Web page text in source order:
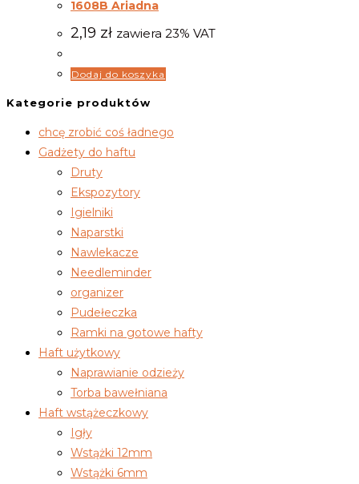
1608B Ariadna
2,19 zł zawiera 23% VAT
Dodaj do koszyka
Kategorie produktów
chcę zrobić coś ładnego
Gadżety do haftu
Druty
Ekspozytory
Igielniki
Naparstki
Nawlekacze
Needleminder
organizer
Pudełeczka
Ramki na gotowe hafty
Haft użytkowy
Naprawianie odzieży
Torba bawełniana
Haft wstążeczkowy
Igły
Wstążki 12mm
Wstążki 6mm